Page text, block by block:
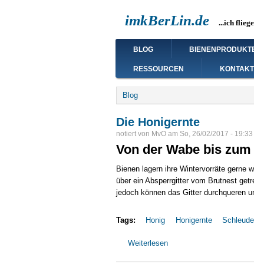
imkBerLin.de ...ich
MainBLOG
RESSOURCEN KONTAKT
Breadcrumb
Blog
Die Honigernte
notiert von MvO am So, 26/02/2017 - 19:33
Von der Wabe bis
Bienen lagern ihre Wintervorräte gerne
über ein Absperrgitter vom Brutnest
jedoch können das Gitter durchqueren
Tags: Honig Honigernte
Weiterlesen